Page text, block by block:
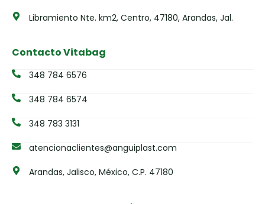
Libramiento Nte. km2, Centro, 47180, Arandas, Jal.
Contacto Vitabag
348 784 6576
348 784 6574
348 783 3131
atencionaclientes@anguiplast.com
Arandas, Jalisco, México, C.P. 47180